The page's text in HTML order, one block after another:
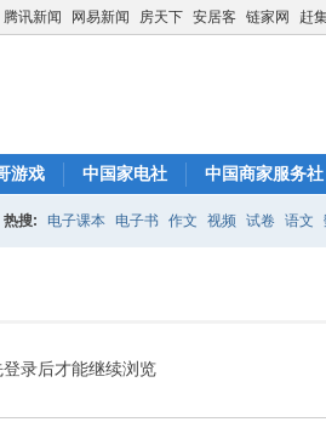
腾讯新闻 网易新闻 房天下 安居客 链家网 赶
游戏 中国家电社 中国商家服务社
热搜: 电子课本 电子书 作文 视频 试卷 语文
登录后才能继续浏览